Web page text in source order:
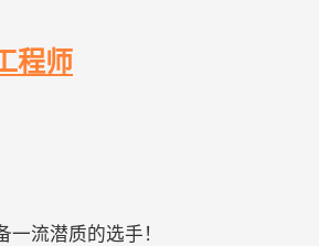
程师
流潜质的选手！